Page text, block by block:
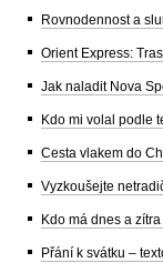
Rovnodennost a
Orient Express:
Jak naladit Nova
Kdo mi volal podle
Cesta vlakem do
Vyzkoušejte
Kdo má dnes a
Přání k svátku –